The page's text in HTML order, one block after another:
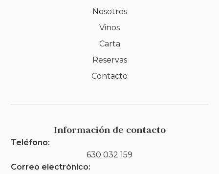
Nosotros
Vinos
Carta
Reservas
Contacto
Información de contacto
Teléfono:
630 032 159
Correo electrónico: